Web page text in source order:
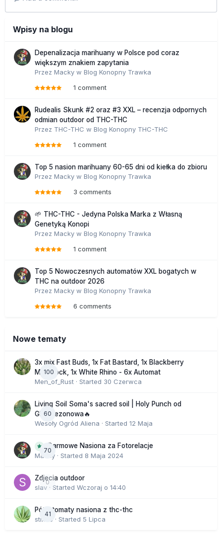
Wpisy na blogu
Depenalizacja marihuany w Polsce pod coraz
większym znakiem zapytania
Przez Macky w Blog Konopny Trawka
1 comment
Rudealis Skunk #2 oraz #3 XXL – recenzja odpornych
odmian outdoor od THC-THC
Przez THC-THC w Blog Konopny THC-THC
1 comment
Top 5 nasion marihuany 60-65 dni od kiełka do zbioru
Przez Macky w Blog Konopny Trawka
3 comments
🌱 THC-THC - Jedyna Polska Marka z Własną
Genetyką Konopi
Przez Macky w Blog Konopny Trawka
1 comment
Top 5 Nowoczesnych automatów XXL bogatych w
THC na outdoor 2026
Przez Macky w Blog Konopny Trawka
6 comments
Nowe tematy
100
3x mix Fast Buds, 1x Fat Bastard, 1x Blackberry
Moonrock, 1x White Rhino - 6x Automat
Men_of_Rust · Started 30 Czerwca
60
Living Soil Soma's sacred soil | Holy Punch od
GHS sezonowa🔥
Wesoły Ogród Aliena · Started 12 Maja
70
Darmowe Nasiona za Fotorelacje
Macky · Started 8 Maja 2024
0
Zdjecia outdoor
slav · Started Wczoraj o 14:40
41
Półautomaty nasiona z thc-thc
stix33 · Started 5 Lipca